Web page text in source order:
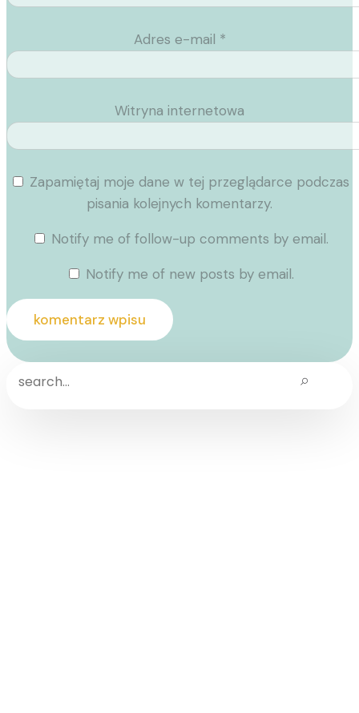
Adres e-mail *
Witryna internetowa
Zapamiętaj moje dane w tej przeglądarce podczas
pisania kolejnych komentarzy.
Notify me of follow-up comments by email.
Notify me of new posts by email.